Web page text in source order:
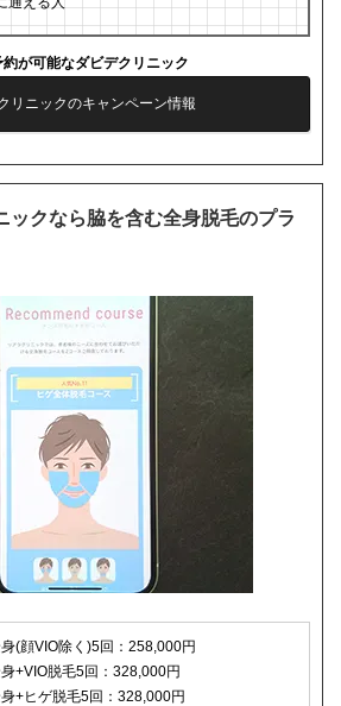
約が可能なダビデクリニック
リニックのキャンペーン情報
ックなら脇を含む全身脱毛のプラ
(顔VIO除く)5回：258,000円
+VIO脱毛5回：328,000円
+ヒゲ脱毛5回：328,000円